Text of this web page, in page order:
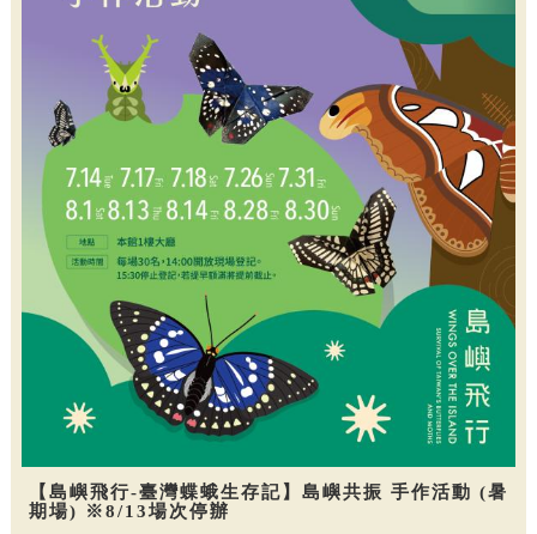
【島嶼飛行-臺灣蝶蛾生存記】島嶼共振 手作活動 (暑
期場) ※8/13場次停辦